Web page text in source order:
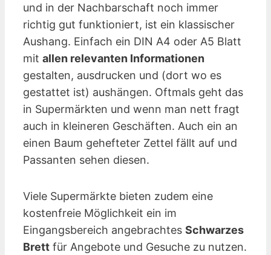
und in der Nachbarschaft noch immer
richtig gut funktioniert, ist ein klassischer
Aushang. Einfach ein DIN A4 oder A5 Blatt
mit allen relevanten Informationen
gestalten, ausdrucken und (dort wo es
gestattet ist) aushängen. Oftmals geht das
in Supermärkten und wenn man nett fragt
auch in kleineren Geschäften. Auch ein an
einen Baum gehefteter Zettel fällt auf und
Passanten sehen diesen.
Viele Supermärkte bieten zudem eine
kostenfreie Möglichkeit ein im
Eingangsbereich angebrachtes Schwarzes
Brett für Angebote und Gesuche zu nutzen.